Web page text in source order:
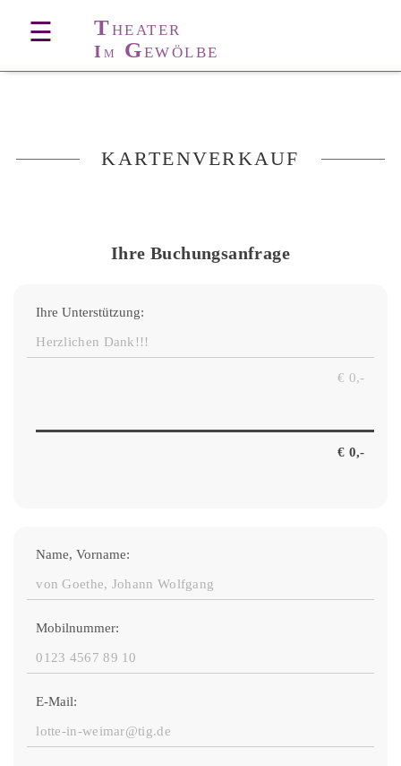
☰ THEATER
I M GEWÖLBE
KARTENVERKAUF
Ihre Buchungsanfrage
Ihre Unterstützung:
Name, Vorname:
Mobilnummer:
E-Mail: